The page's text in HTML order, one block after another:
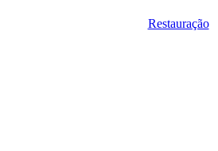
Restauração